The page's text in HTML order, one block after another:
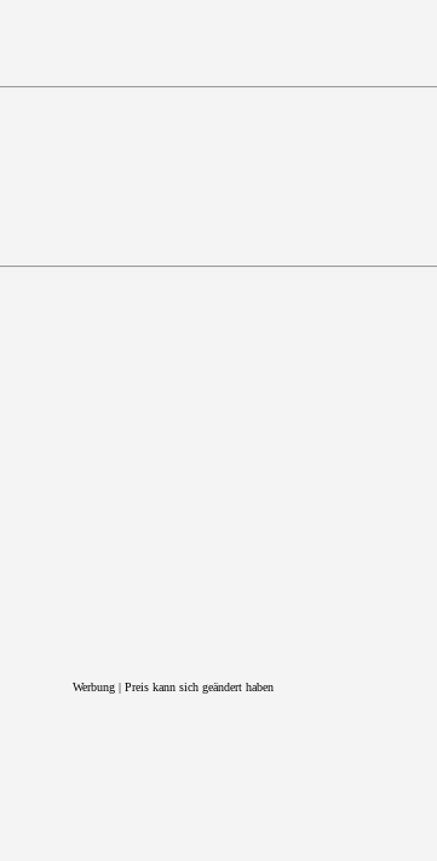
Werbung | Preis kann sich geändert haben